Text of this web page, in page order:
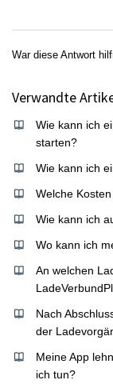
War diese Antwort
Verwandte
Wie kann ich
starten?
Wie kann ich
Welche
Wie kann ich
Wo kann ich
An welchen
Nach
der
Meine App
ich tun?